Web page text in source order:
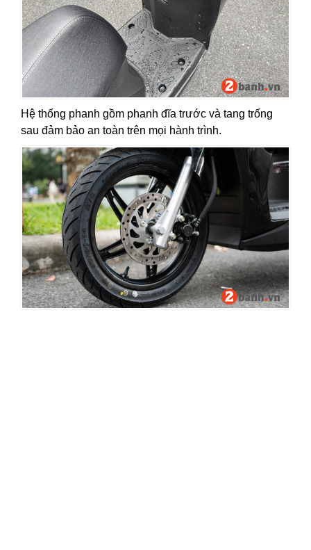
Hệ thống phanh gồm phanh đĩa trước và tang trống
sau đảm bảo an toàn trên mọi hành trình.